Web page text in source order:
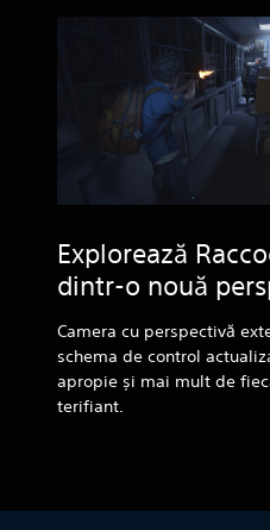
Explorează
dintr-o nouă
Camera cu perspectivă
schema de control
apropie și mai mult de
terifiant.